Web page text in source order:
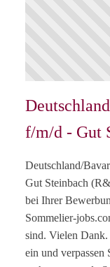
f/m/d - Gut
Deutschland/
Gut Steinbach
bei Ihrer
Sommelier-
sind. Vielen
ein und verpassen